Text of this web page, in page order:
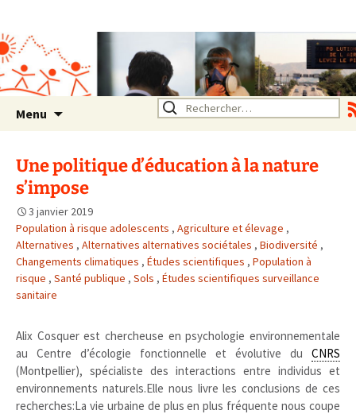
Rhône Alpes
Un environnement sain pour
la santé de tous
Menu Rechercher :
Une politique d’éducation à la nature
s’impose
3 janvier 2019
Population à risque adolescents , Agriculture et élevage ,
Alternatives , Alternatives alternatives sociétales , Biodiversité ,
Changements climatiques , Études scientifiques , Population à
risque , Santé publique , Sols , Études scientifiques surveillance
sanitaire
Alix Cosquer est chercheuse en psychologie environnementale
au Centre d’écologie fonctionnelle et évolutive du CNRS
(Montpellier), spécialiste des interactions entre individus et
environnements naturels.Elle nous livre les conclusions de ces
recherches:La vie urbaine de plus en plus fréquente nous coupe